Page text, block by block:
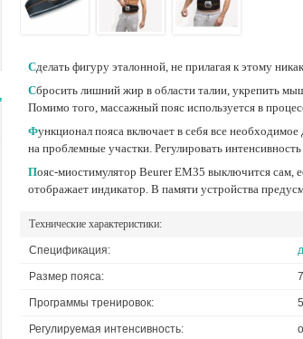
Сделать фигуру эталонной, не прилагая к этому
Сбросить лишний жир в области талии, укрепить мышцы пресса, подкачать и скорректировать животик после родов – со всем этим можно справиться без труда в домашних условиях.
Помимо того, массажный пояс используется в
Функционал пояса включает в себя все необходимое для комфортной эксплуатации. Для работы предусмотрено четыре электрода, что гарантирует оптимальный диапазон воздействия
на проблемные участки. Регулировать
Пояс-миостимулятор Beurer EM35 выключится сам, если его не использовать в течение 5-ти минут. Работает устройство с помощью обычных батареек, степень заряда которых
отображает индикатор. В памяти устройства
Технические характеристики:
Спецификация:
Размер пояса:
Программы тренировок:
Регулируемая интенсивность: